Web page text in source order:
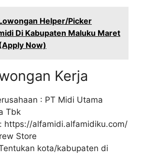
Helper/Picker
Di Kabupaten Maluku Maret
Now)
Kerja
: PT Midi Utama
Tbk
https://alfamidi.alfamidiku.com/
Store
kota/kabupaten di